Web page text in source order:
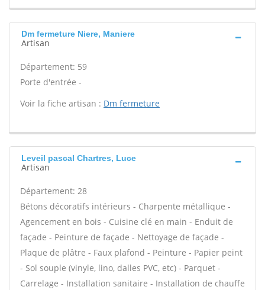
Dm fermeture Niere, Maniere
Artisan
Département: 59
Porte d'entrée -
Voir la fiche artisan : Dm fermeture
Leveil pascal Chartres, Luce
Artisan
Département: 28
Bétons décoratifs intérieurs - Charpente métallique -
Agencement en bois - Cuisine clé en main - Enduit de
façade - Peinture de façade - Nettoyage de façade -
Plaque de plâtre - Faux plafond - Peinture - Papier peint
- Sol souple (vinyle, lino, dalles PVC, etc) - Parquet -
Carrelage - Installation sanitaire - Installation de chauffe